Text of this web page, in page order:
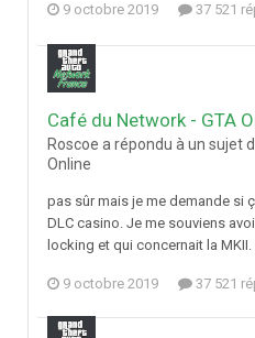
9 octobre 2019 37 521
Café du Network - GTA
Roscoe a répondu à un sujet
Online
pas sûr mais je me demande si
DLC casino. Je me souviens
locking et qui concernait la MKII.
9 octobre 2019 37 521